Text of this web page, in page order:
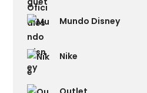
Mundo Disney
Nike